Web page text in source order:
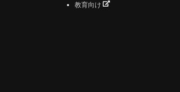
教育向け